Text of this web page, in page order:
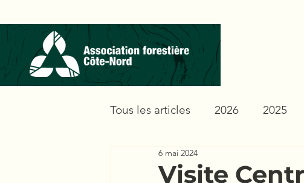
Tous les articles 2026 2025
Visite
6 mai 2024